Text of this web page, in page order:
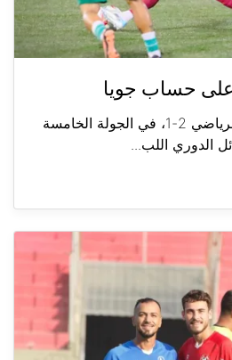
على حساب جويا
فوز الأنصار على جويا الرياضي 2-1، في الجولة الخامسة
الدوري اللب...